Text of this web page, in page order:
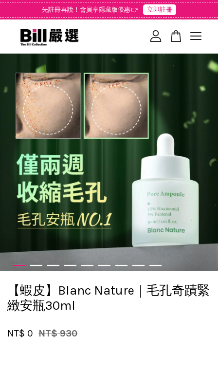
先註冊再說！會員享隱藏版優惠👉 立即註冊
【蝦皮】Blanc Nature｜毛孔奇蹟緊
緻安瓶30ml
NT$ 0 NT$ 930
您的購物車目前還是空的。
繼續購物